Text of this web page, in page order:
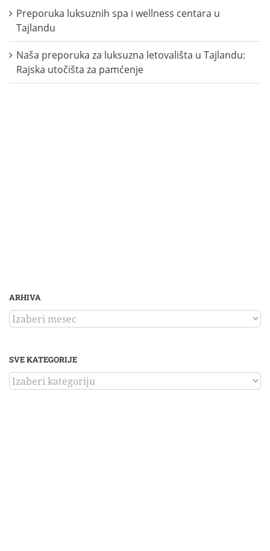
Preporuka luksuznih spa i wellness centara u
Tajlandu
Naša preporuka za luksuzna letovališta u Tajlandu:
Rajska utočišta za pamćenje
ARHIVA
ARHIVA
SVE KATEGORIJE
SVE
KATEGORIJE